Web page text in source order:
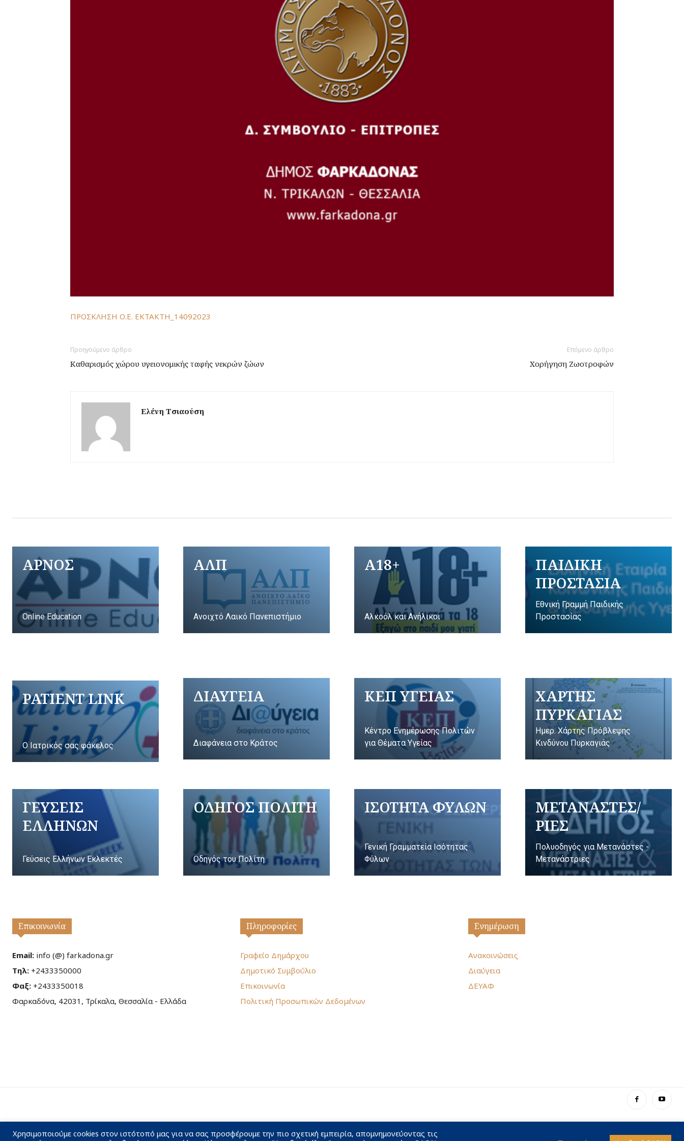
ΠΡΟΣΚΛΗΣΗ Ο.Ε. ΕΚΤΑΚΤΗ_14092023
Προηγούμενο άρθρο
Καθαρισμός χώρου υγειονομικής ταφής νεκρών ζώων
Επόμενο άρθρο
Χορήγηση Ζωοτροφών
Ελένη Τσιαούση
ΑΡΝΟΣ
Online Education
ΑΛΠ
Ανοιχτό Λαικό Πανεπιστήμιο
A18+
Αλκοόλ και Ανήλικοι
ΠΑΙΔΙΚΗ
ΠΡΟΣΤΑΣΙΑ
Εθνική Γραμμή Παιδικής
Προστασίας
PATIENT LINK
Ο Ιατρικός σας φάκελος
ΔΙΑΥΓΕΙΑ
Διαφάνεια στο Κράτος
ΚΕΠ ΥΓΕΙΑΣ
Κέντρο Ενημέρωσης Πολιτών
για Θέματα Υγείας
ΧΑΡΤΗΣ
ΠΥΡΚΑΓΙΑΣ
Ημερ. Χάρτης Πρόβλεψης
Κινδύνου Πυρκαγιάς
ΓΕΥΣΕΙΣ
ΕΛΛΗΝΩΝ
Γεύσεις Ελλήνων Εκλεκτές
ΟΔΗΓΟΣ ΠΟΛΙΤΗ
Οδηγός του Πολίτη
ΙΣΟΤΗΤΑ ΦΥΛΩΝ
Γενική Γραμματεία Ισότητας
Φύλων
ΜΕΤΑΝΑΣΤΕΣ/
ΡΙΕΣ
Πολυοδηγός για Μετανάστες -
Μετανάστριες
Επικοινωνία
Email: info (@) farkadona.gr
Τηλ: +2433350000
Φαξ: +2433350018
Φαρκαδόνα, 42031, Τρίκαλα, Θεσσαλία - Ελλάδα
Πληροφορίες
Γραφείο Δημάρχου
Δημοτικό Συμβούλιο
Επικοινωνία
Πολιτική Προσωπικών Δεδομένων
Ενημέρωση
Ανακοινώσεις
Διαύγεια
ΔΕΥΑΦ
Χρησιμοποιούμε cookies στον ιστότοπό μας για να σας προσφέρουμε την πιο σχετική εμπειρία, απομνημονεύοντας τις